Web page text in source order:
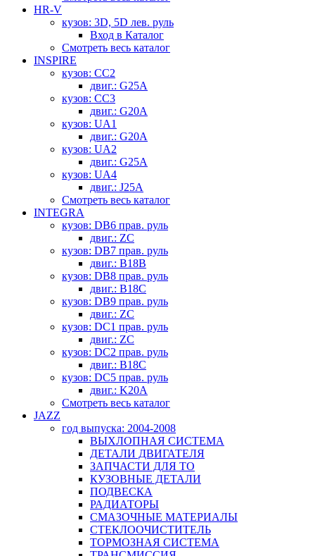
HR-V
кузов: 3D, 5D лев. руль
Вход в Каталог
Смотреть весь каталог
INSPIRE
кузов: CC2
двиг.: G25A
кузов: CC3
двиг.: G20A
кузов: UA1
двиг.: G20A
кузов: UA2
двиг.: G25A
кузов: UA4
двиг.: J25A
Смотреть весь каталог
INTEGRA
кузов: DB6 прав. руль
двиг.: ZC
кузов: DB7 прав. руль
двиг.: B18B
кузов: DB8 прав. руль
двиг.: B18C
кузов: DB9 прав. руль
двиг.: ZC
кузов: DC1 прав. руль
двиг.: ZC
кузов: DC2 прав. руль
двиг.: B18C
кузов: DC5 прав. руль
двиг.: K20A
Смотреть весь каталог
JAZZ
год выпуска: 2004-2008
ВЫХЛОПНАЯ СИСТЕМА
ДЕТАЛИ ДВИГАТЕЛЯ
ЗАПЧАСТИ ДЛЯ ТО
КУЗОВНЫЕ ДЕТАЛИ
ПОДВЕСКА
РАДИАТОРЫ
СМАЗОЧНЫЕ МАТЕРИАЛЫ
СТЕКЛООЧИСТИТЕЛЬ
ТОРМОЗНАЯ СИСТЕМА